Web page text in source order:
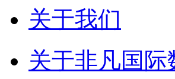
关于我们
关于非凡国际